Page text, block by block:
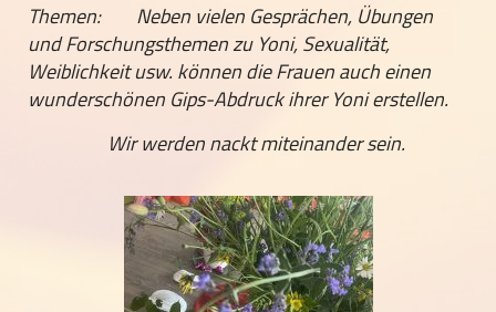
Themen: Neben vielen Gesprächen, Übungen
und Forschungsthemen zu Yoni, Sexualität,
Weiblichkeit usw. können die Frauen auch einen
wunderschönen Gips-Abdruck ihrer Yoni erstellen.
Wir werden nackt miteinander sein.